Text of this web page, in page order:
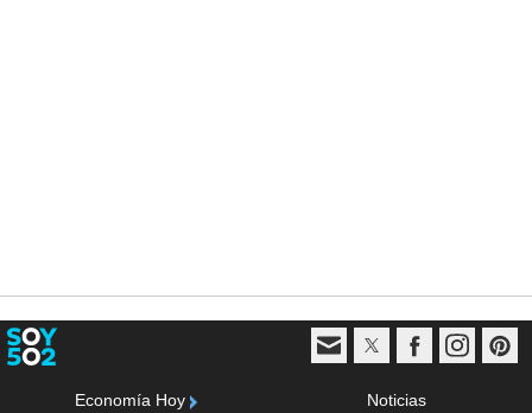
Economía Hoy Noticias